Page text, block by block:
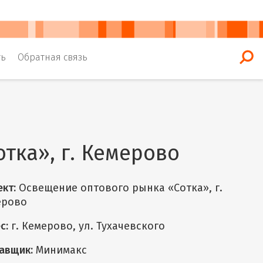
Обратная связь
г. Кемерово
Освещение оптового рынка «Cотка», г.
г. Кемерово, ул. Тухачевского
Минимакс